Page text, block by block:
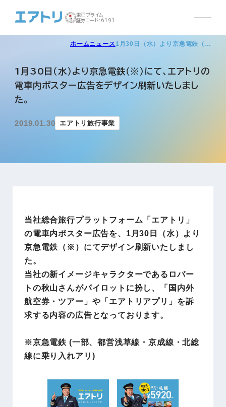
東証プライム
証券コード:6191
ホームニュース 1月30日（水）より京急電鉄（…
1月30日（水）より京急電鉄（※）にて、エアトリの
電車内ポスター広告をデザイン刷新いたしまし
た。
2019.01.30 エアトリ旅行事業
当社総合旅行プラットフォーム「エアトリ」
の電車内ポスター広告を、1月30日（水）より
京急電鉄（※）にてデザイン刷新いたしまし
た。
当社の新イメージキャラクターであるロバー
トの秋山さんがパイロットに扮し、「国内外
航空券・ツアー」や「エアトリアプリ」を訴
求する内容の広告となっております。
※京急電鉄 (一部、都営浅草線・京成線・北総
線に乗り入れアリ)